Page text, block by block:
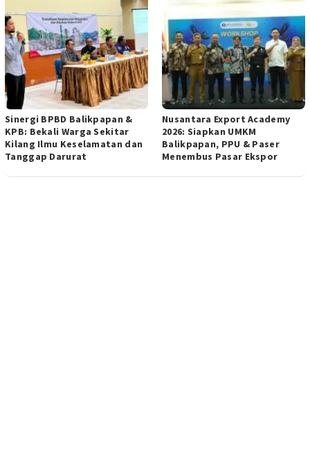
Sinergi BPBD Balikpapan &
KPB: Bekali Warga Sekitar
Kilang Ilmu Keselamatan dan
Tanggap Darurat
Nusantara Export Academy
2026: Siapkan UMKM
Balikpapan, PPU & Paser
Menembus Pasar Ekspor